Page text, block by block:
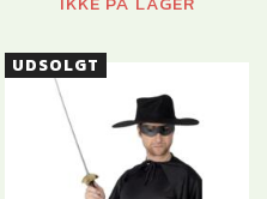
UDSOLGT